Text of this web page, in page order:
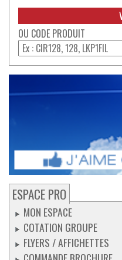
CODE PRODUIT
ESPACE PRO
MON ESPACE
COTATION GROUPE
FLYERS / AFFICHETTES